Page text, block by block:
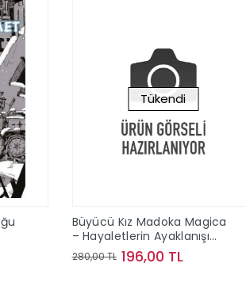
Tükendi
Büyücü Kız Madoka Magica
– Hayaletlerin Ayaklanışı
Cilt 1
280,00 TL 196,00 TL